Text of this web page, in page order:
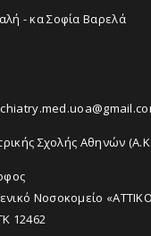
- κα Σοφία Βαρελά
Σχολής Αθηνών
Νοσοκομείο
12462